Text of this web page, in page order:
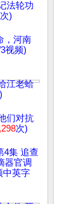
法轮功
次)
，河南
视频)
江老蛤
们对抗
次)
4集 追查
器官调
中英字